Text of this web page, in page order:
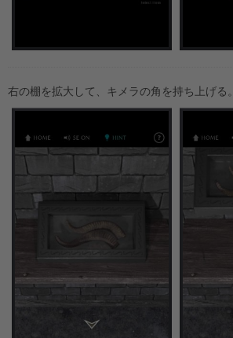
右の棚を拡大して、キメラの角を持ち上げる。